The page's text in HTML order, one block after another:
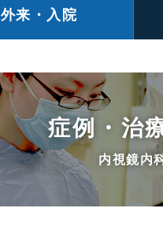
外来・入院
症例・治
内視鏡内